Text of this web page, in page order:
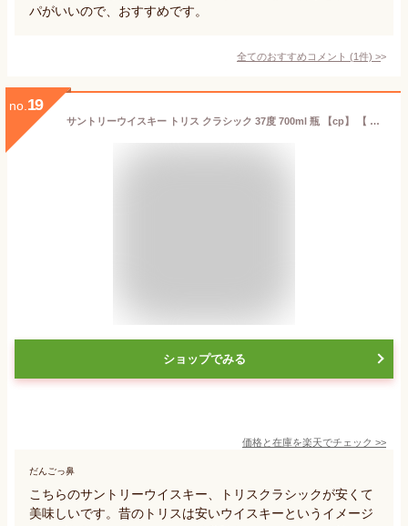
パがいいので、おすすめです。
全てのおすすめコメント (1件) >
no. 19
サントリーウイスキー トリス クラシック 37度 700ml 瓶 【cp】 【 サントリー ウィスキー ブレンデッド 定番 ロングセラー 】
ショップでみる
価格と在庫を楽天でチェック >>
だんごっ鼻
こちらのサントリーウイスキー、トリスクラシックが安くて
美味しいです。昔のトリスは安いウイスキーというイメージ